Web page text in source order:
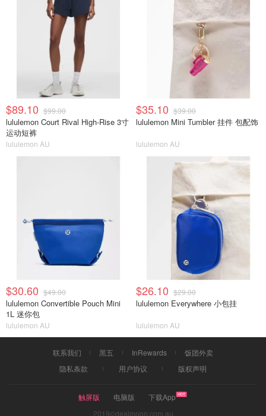
$89.10 $99.00
lululemon Court Rival High-Rise 3寸
运动短裤
lululemon AU
$35.10 $39.00
lululemon Mini Tumbler 挂件 包配饰
lululemon AU
$30.60 $49.00
lululemon Convertible Pouch Mini
1L 迷你包
lululemon AU
$26.10 $29.00
lululemon Everywhere 小包挂
lululemon AU
联系我们 黑五 InRewards
饭团外卖
隐私条款
用户协议 版权声明
触屏版 电脑版
下载App
2019©dealmoon.com.au